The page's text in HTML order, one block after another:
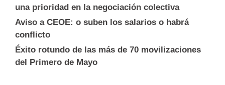
una prioridad en la negociación colectiva
Aviso a CEOE: o suben los salarios o habrá
conflicto
Éxito rotundo de las más de 70 movilizaciones
del Primero de Mayo